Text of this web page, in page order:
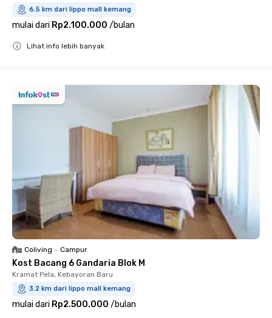
6.5 km dari lippo mall kemang
mulai dari Rp2.100.000 /bulan
Lihat info lebih banyak
Coliving • Campur
Kost Bacang 6 Gandaria Blok M
Kramat Pela, Kebayoran Baru
3.2 km dari lippo mall kemang
mulai dari Rp2.500.000 /bulan